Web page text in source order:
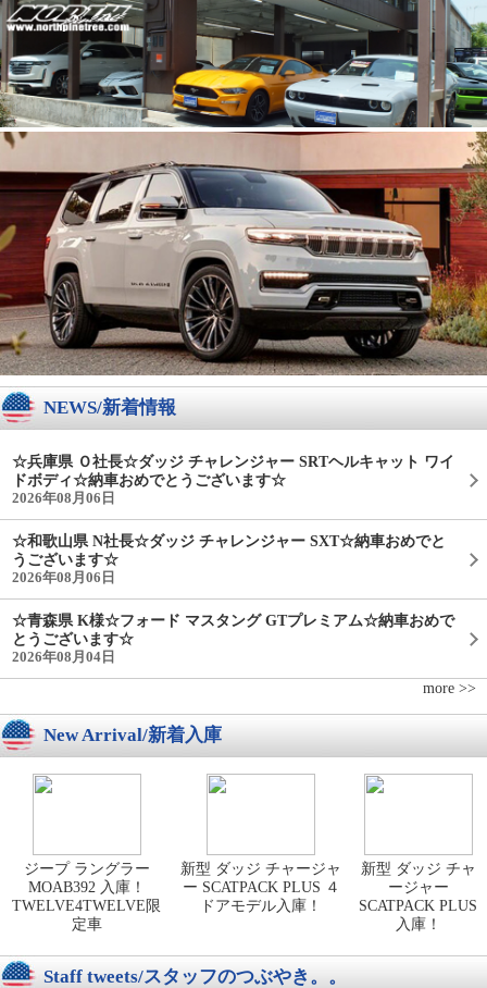
NEWS/新着情報
☆兵庫県 Ｏ社長☆ダッジ チャレンジャー SRTヘルキャット ワイ
ドボディ☆納車おめでとうございます☆
2026年08月06日
☆和歌山県 N社長☆ダッジ チャレンジャー SXT☆納車おめでと
うございます☆
2026年08月06日
☆青森県 K様☆フォード マスタング GTプレミアム☆納車おめで
とうございます☆
2026年08月04日
more >>
New Arrival/新着入庫
ジープ ラングラー
MOAB392 入庫！
TWELVE4TWELVE限
定車
新型 ダッジ チャージャ
ー SCATPACK PLUS ４
ドアモデル入庫！
新型 ダッジ チャ
ージャー
SCATPACK PLUS
入庫！
Staff tweets/スタッフのつぶやき。。